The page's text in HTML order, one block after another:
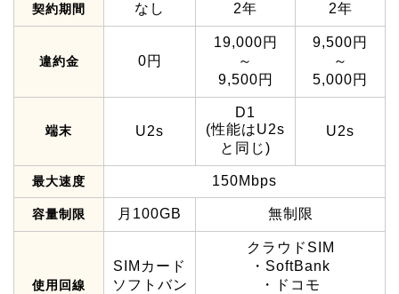
契約期間 なし 2年 2年
違約金 0円
19,000円
～
9,500円
9,500円
～
5,000円
端末 U2s
D1
(性能はU2s
と同じ)
U2s
最大速度 150Mbps
容量制限 月100GB 無制限
使用回線
SIMカード
ソフトバン
クラウドSIM
・SoftBank
・ドコモ